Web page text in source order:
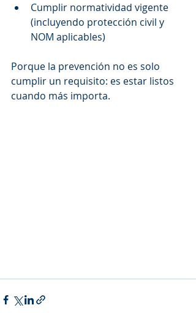
Cumplir normatividad vigente
(incluyendo protección civil y
NOM aplicables)
Porque la prevención no es solo
cumplir un requisito: es estar listos
cuando más importa.